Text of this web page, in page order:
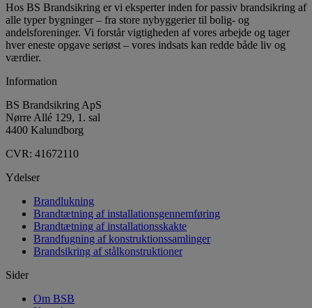
Hos BS Brandsikring er vi eksperter inden for passiv brandsikring af
alle typer bygninger – fra store nybyggerier til bolig- og
andelsforeninger. Vi forstår vigtigheden af vores arbejde og tager
hver eneste opgave seriøst – vores indsats kan redde både liv og
værdier.
Information
BS Brandsikring ApS
Nørre Allé 129, 1. sal
4400 Kalundborg
CVR: 41672110
Ydelser
Brandlukning
Brandtætning af installationsgennemføring
Brandtætning af installationsskakte
Brandfugning af konstruktionssamlinger
Brandsikring af stålkonstruktioner
Sider
Om BSB